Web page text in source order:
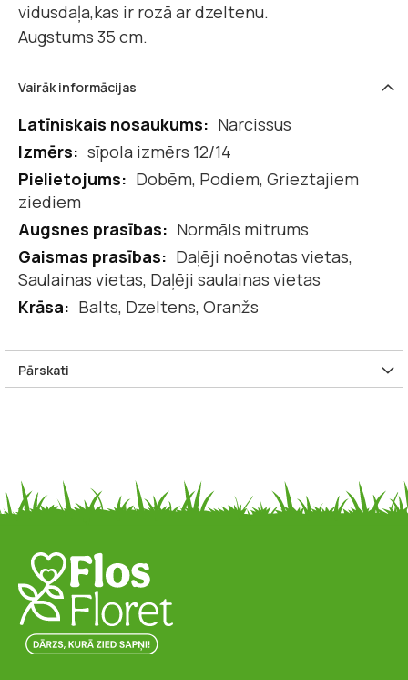
vidusdaļa,kas ir rozā ar dzeltenu.
Augstums 35 cm.
Vairāk informācijas
Vairāk
informācijas
Narcissus
sīpola izmērs 12/14
Dobēm, Podiem, Grieztajiem
ziediem
Normāls mitrums
Daļēji noēnotas vietas,
Saulainas vietas, Daļēji saulainas vietas
Balts, Dzeltens, Oranžs
Pārskati